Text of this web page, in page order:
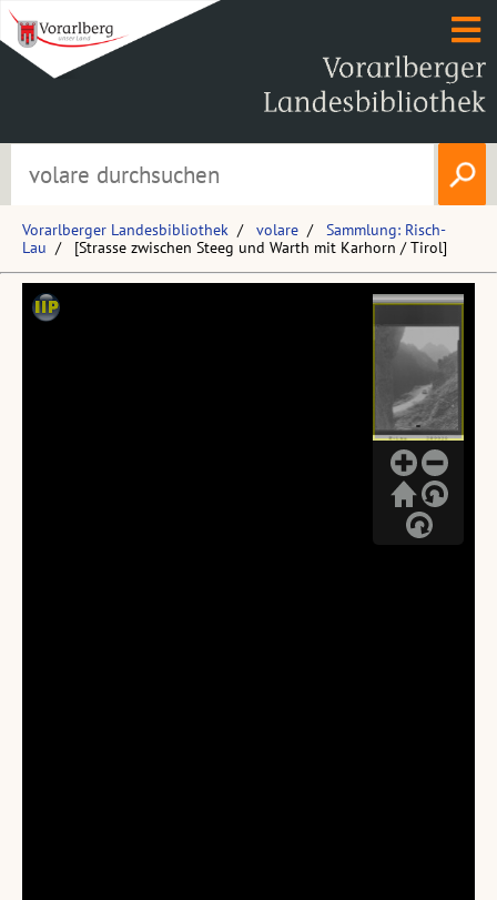
Vorarlberger Landesbibliothek volare
Sammlung: Risch-
Lau
[Strasse zwischen Steeg und Warth mit Karhorn / Tirol]